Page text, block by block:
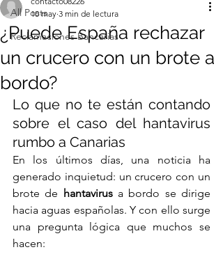
All Posts
Reclamaciones Bancarias
¿Puede España rechazar
un crucero con un brote a
bordo?
10 may 3 min de lectura
Lo que no te están contando
sobre el caso del hantavirus
rumbo a Canarias
En los últimos días, una noticia ha
generado inquietud: un crucero con un
brote de hantavirus a bordo se dirige
hacia aguas españolas. Y con ello surge
una pregunta lógica que muchos se
hacen: